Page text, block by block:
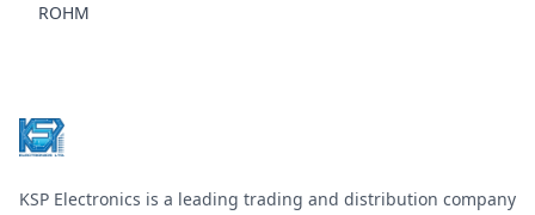
ROHM
KSP Electronics is a leading trading and distribution company